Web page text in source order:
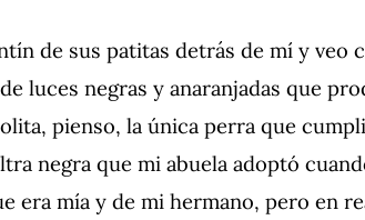
de sus patitas detrás de mí y veo
luces negras y anaranjadas que
pienso, la única perra que
negra que mi abuela adoptó
era mía y de mi hermano, pero en